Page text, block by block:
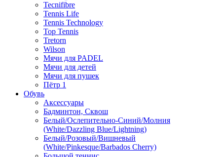
Tecnifibre
Tennis Life
Tennis Technology
Top Tennis
Tretorn
Wilson
Мячи для PADEL
Мячи для детей
Мячи для пушек
Пётр 1
Обувь
Аксессуары
Бадминтон, Сквош
Белый/Ослепительно-Синий/Молния
(White/Dazzling Blue/Lightning)
Белый/Розовый/Вишневый
(White/Pinkesque/Barbados Cherry)